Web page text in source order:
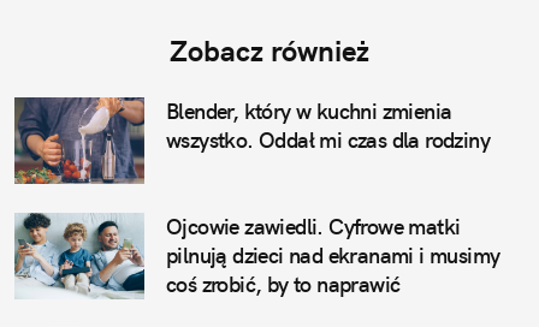
Zobacz również
Blender, który w kuchni zmienia
wszystko. Oddał mi czas dla rodziny
Ojcowie zawiedli. Cyfrowe matki
pilnują dzieci nad ekranami i musimy
coś zrobić, by to naprawić